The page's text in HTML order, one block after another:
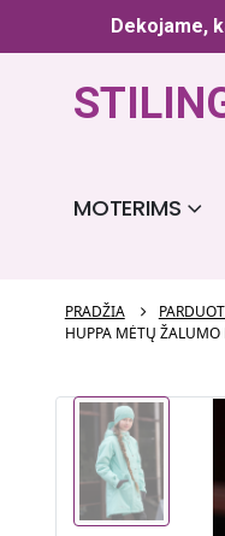
Dekojame,
MOTERIMS
PRADŽIA
HUPPA MĖTŲ ŽALUMO